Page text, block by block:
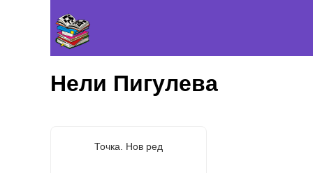
Нели Пигулева
Точка. Нов ред